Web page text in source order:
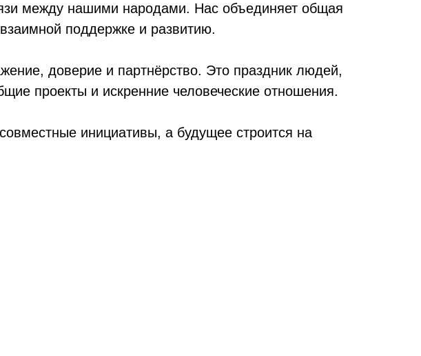
между нашими народами. Нас объединяет общая
поддержке и развитию.
доверие и партнёрство. Это праздник людей,
проекты и искренние человеческие отношения.
инициативы, а будущее строится на